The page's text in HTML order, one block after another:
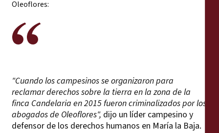
Oleoflores:
"Cuando los campesinos se organizaron para
reclamar derechos sobre la tierra en la zona de la
finca Candelaria en 2015 fueron criminalizados por los
abogados de Oleoflores", dijo un líder campesino y
defensor de los derechos humanos en María la Baja.